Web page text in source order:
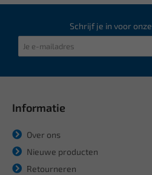
Schrijf je in voor onze
Informatie
Over ons
Nieuwe producten
Retourneren